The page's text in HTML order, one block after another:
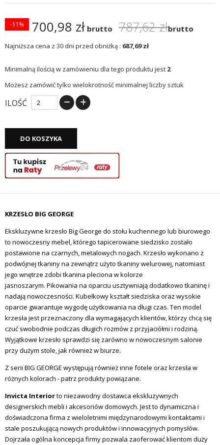
700,98 zł brutto 787,62 złbrutto
-11%
Najniższa cena z 30 dni przed obniżką : 687,69 zł
Minimalną ilością w zamówieniu dla tego produktu jest 2
Możesz zamówić tylko wielokrotność minimalnej liczby sztuk
ILOŚĆ
DO KOSZYKA
KRZESŁO BIG GEORGE
Ekskluzywne krzesło Big George do stołu kuchennego lub biurowego
to nowoczesny mebel, którego tapicerowane siedzisko zostało
postawione na czarnych, metalowych nogach. Krzesło wykonano z
podwójnej tkaniny na zewnątrz użyto tkaniny welurowej, natomiast
jego wnętrze zdobi tkanina pleciona w kolorze
jasnoszarym. Pikowania na oparciu usztywniają dodatkowo tkaninę i
nadają nowoczesności. Kubełkowy kształt siedziska oraz wysokie
oparcie gwarantuje wygodę użytkowania na długi czas. Ten model
krzesła jest przeznaczony dla wymagających klientów, którzy chcą się
czuć swobodnie podczas długich rozmów z przyjaciółmi i rodziną.
Wyjątkowe krzesło sprawdzi się zarówno w nowoczesnym salonie
przy dużym stole, jak również w biurze.
Z serii BIG GEORGE występują również inne fotele oraz krzesła w
różnych kolorach - patrz produkty powiązane.
Invicta Interiorto niezawodny dostawca ekskluzywnych
designerskich mebli i akcesoriów domowych. Jest to dynamiczna i
doświadczona firma z wieloletnimi międzynarodowymi kontaktami i
stale poszukującą nowych produktów i innowacyjnych pomysłów.
Dojrzała ogólna koncepcja firmy pozwala zaoferować klientom duży